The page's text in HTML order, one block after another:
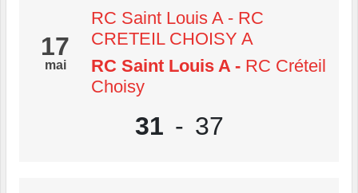
17
mai
RC Saint Louis A - RC
CRETEIL CHOISY A
RC Saint Louis A- RC Créteil
Choisy
31 - 37